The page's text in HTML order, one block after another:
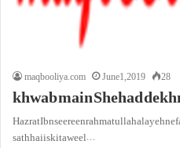
maqbooliya.com
June 1, 2019 28
khwab main Shehad
Hazrat Ibn seereen rahmatullah alayeh ne
sath hai is ki taweel…